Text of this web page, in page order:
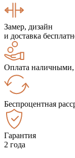
Замер, дизайн
и доставка
Оплата наличными,
Беспроцентная
Гарантия
2 года